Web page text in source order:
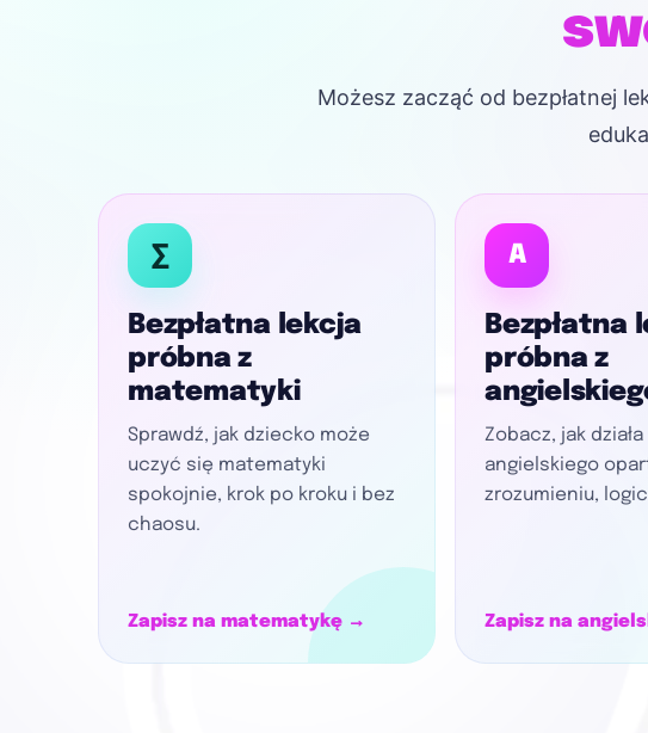
Możesz zacząć od bezpłatnej
∑
Bezpłatna lekcja
próbna z
matematyki
Sprawdź, jak dziecko może
uczyć się matematyki
spokojnie, krok po kroku i bez
chaosu.
Zapisz na matematykę →
A
Bezpłatna
próbna z
Zobacz, jak
angielskiego
zrozumieniu,
Zapisz na